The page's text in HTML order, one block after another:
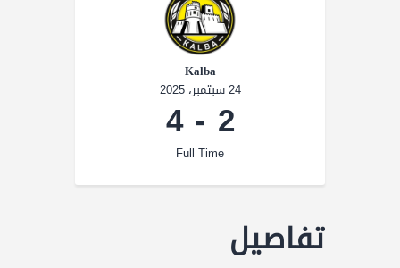
Kalba
24 سبتمبر، 2025
2
-
4
Full Time
تفاصيل